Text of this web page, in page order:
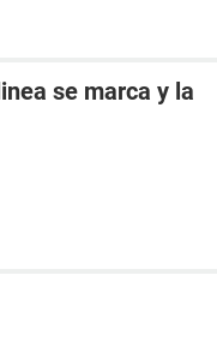
se marca y la